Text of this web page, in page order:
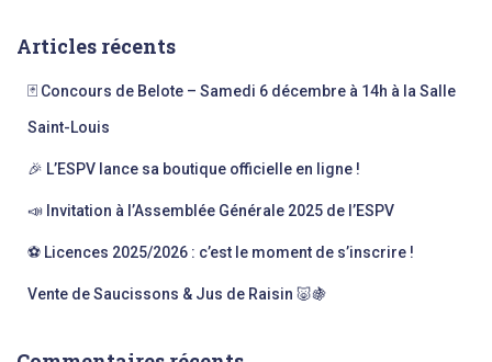
rArticles récents
🃏 Concours de Belote – Samedi 6 décembre à 14h à la Salle
Saint-Louis
🎉 L’ESPV lance sa boutique officielle en ligne !
📣 Invitation à l’Assemblée Générale 2025 de l’ESPV
⚽ Licences 2025/2026 : c’est le moment de s’inscrire !
Vente de Saucissons & Jus de Raisin 🐷🍇